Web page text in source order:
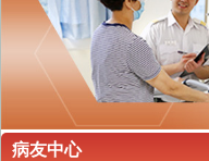
病友中心